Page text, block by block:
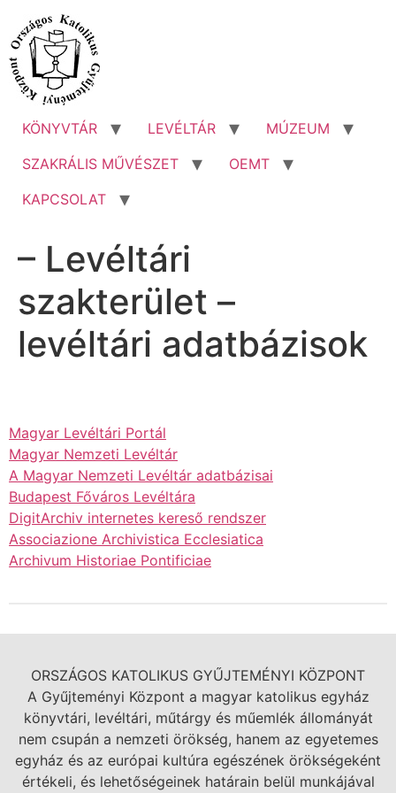
tartalomhoz
KÖNYVTÁR LEVÉLTÁR
MÚZEUM
SZAKRÁLIS MŰVÉSZET
OEMT
KAPCSOLAT
– Levéltári
szakterület –
levéltári adatbázisok
Magyar Levéltári Portál
Magyar Nemzeti Levéltár
A Magyar Nemzeti Levéltár adatbázisai
Budapest Főváros Levéltára
DigitArchiv internetes kereső rendszer
Associazione Archivistica Ecclesiatica
Archivum Historiae Pontificiae
ORSZÁGOS KATOLIKUS GYŰJTEMÉNYI KÖZPONT
A Gyűjteményi Központ a magyar katolikus egyház
könyvtári, levéltári, műtárgy és műemlék állományát
nem csupán a nemzeti örökség, hanem az egyetemes
egyház és az európai kultúra egészének örökségeként
értékeli, és lehetőségeinek határain belül munkájával